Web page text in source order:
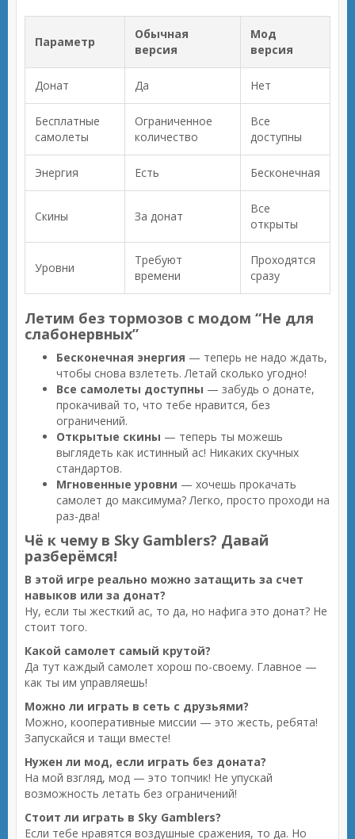
Параметр
Обычная
версия
Мод
версия
Донат Да Нет
Бесплатные
самолеты
Ограниченное
количество
Все
доступны
Энергия Есть Бесконечная
Скины За донат
Все
открыты
Уровни
Требуют
времени
Проходятся
сразу
Летим без тормозов с модом “Не для
слабонервных”
Бесконечная энергия — теперь не надо ждать,
чтобы снова взлететь. Летай сколько угодно!
Все самолеты доступны — забудь о донате,
прокачивай то, что тебе нравится, без
ограничений.
Открытые скины — теперь ты можешь
выглядеть как истинный ас! Никаких скучных
стандартов.
Мгновенные уровни — хочешь прокачать
самолет до максимума? Легко, просто проходи на
раз-два!
Чё к чему в Sky Gamblers? Давай
разберёмся!
В этой игре реально можно затащить за счет
навыков или за донат?
Ну, если ты жесткий ас, то да, но нафига это донат? Не
стоит того.
Какой самолет самый крутой?
Да тут каждый самолет хорош по-своему. Главное —
как ты им управляешь!
Можно ли играть в сеть с друзьями?
Можно, кооперативные миссии — это жесть, ребята!
Запускайся и тащи вместе!
Нужен ли мод, если играть без доната?
На мой взгляд, мод — это топчик! Не упускай
возможность летать без ограничений!
Стоит ли играть в Sky Gamblers?
Если тебе нравятся воздушные сражения, то да. Но